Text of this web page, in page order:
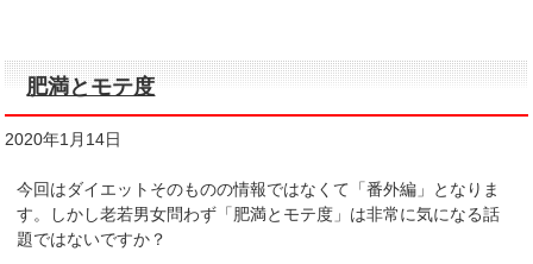
肥満とモテ度
2020年1月14日
今回はダイエットそのものの情報ではなくて「番外編」となりま
す。しかし老若男女問わず「肥満とモテ度」は非常に気になる話
題ではないですか？